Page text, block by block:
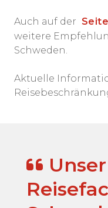
Auch auf der
weitere
Schweden.
Aktuelle
Unser